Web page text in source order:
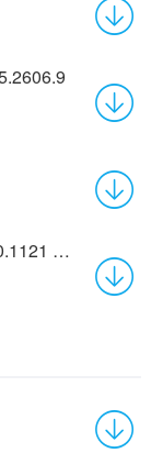
360手机助手电脑版Beta3.0.0.1121 官方版